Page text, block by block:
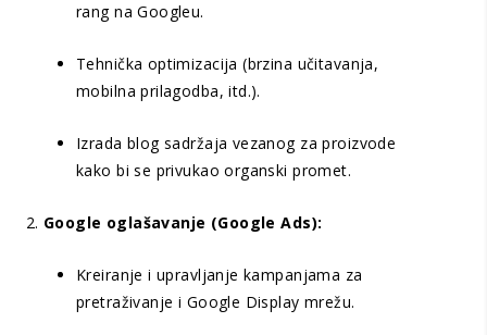
rang na Googleu.
Tehnička optimizacija (brzina učitavanja,
mobilna prilagodba, itd.).
Izrada blog sadržaja vezanog za proizvode
kako bi se privukao organski promet.
Google oglašavanje (Google Ads):
Kreiranje i upravljanje kampanjama za
pretraživanje i Google Display mrežu.